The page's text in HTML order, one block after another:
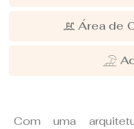
Área de
Com uma